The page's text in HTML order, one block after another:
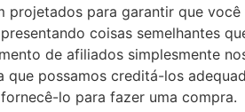
para garantir que
coisas semelhantes
de afiliados simplesmente
possamos creditá-los
lo para fazer uma compra.